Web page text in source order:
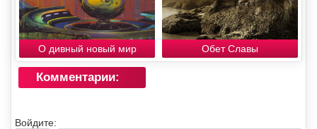
О дивный новый мир Обет Славы
Комментарии:
Войдите: